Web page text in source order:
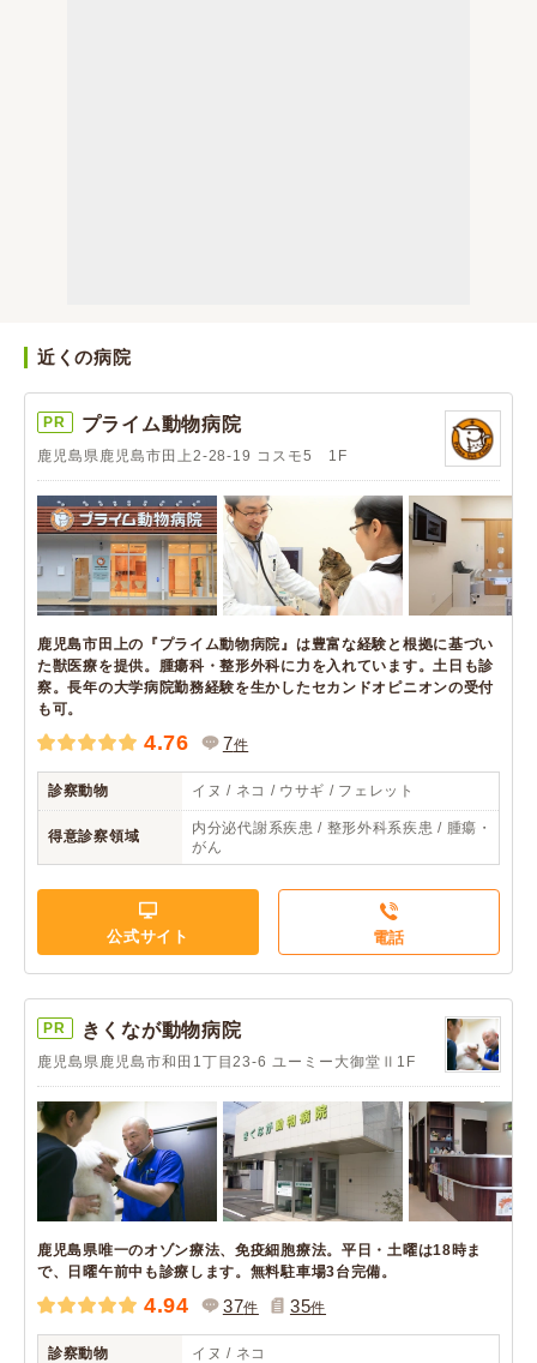
近くの病院
PR プライム動物病院
鹿児島県鹿児島市田上2-28-19 コスモ5 1F
鹿児島市田上の『プライム動物病院』は豊富な経験と根拠に基づい
た獣医療を提供。腫瘍科・整形外科に力を入れています。土日も診
察。長年の大学病院勤務経験を生かしたセカンドオピニオンの受付
も可。
4.76 7件
診察動物 イヌ / ネコ / ウサギ / フェレット
得意診察領域
内分泌代謝系疾患 / 整形外科系疾患 / 腫瘍・
がん
公式サイト 電話
PR きくなが動物病院
鹿児島県鹿児島市和田1丁目23-6 ユーミー大御堂Ⅱ1F
鹿児島県唯一のオゾン療法、免疫細胞療法。平日・土曜は18時ま
で、日曜午前中も診療します。無料駐車場3台完備。
4.94 37件 35件
診察動物 イヌ / ネコ